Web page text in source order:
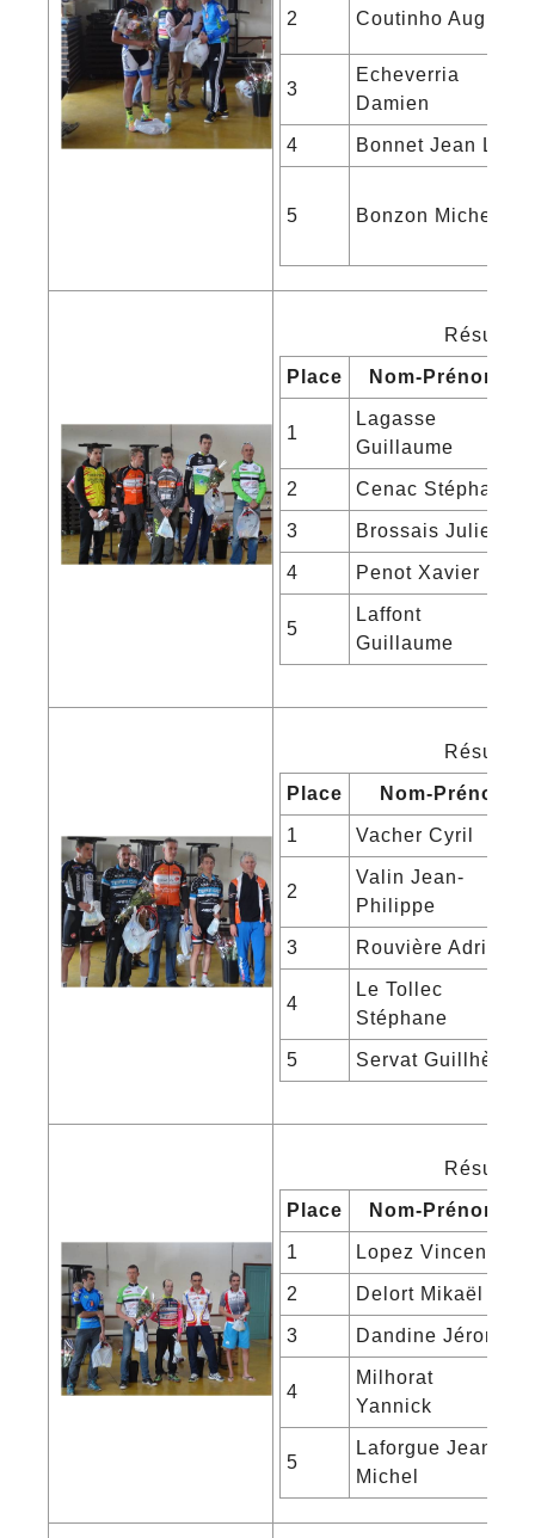
2 Coutinho Auguste
3
Echeverria
Damien
4 Bonnet Jean Luc
5 Bonzon Michel
Place Nom-Prénom
1
Lagasse
Guillaume
2 Cenac Stéphan
3 Brossais Julien
4 Penot Xavier
5
Laffont
Guillaume
Place Nom-Prénom
1 Vacher Cyril
2
Valin Jean-
Philippe
3 Rouvière Adrien
4
Le Tollec
Stéphane
5 Servat Guillhème
Place Nom-Prénom
1 Lopez Vincent
2 Delort Mikaël
3 Dandine Jérome
4
Milhorat
Yannick
5
Laforgue Jean-
Michel